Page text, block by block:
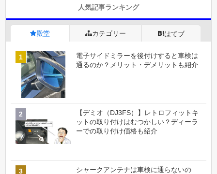
人気記事ランキング
殿堂 カテゴリー はてブ
電子サイドミラーを後付けすると車検は
通るのか？メリット・デメリットも紹介
【デミオ（DJ3FS）】レトロフィットキ
ットの取り付けはむつかしい？ディーラ
ーでの取り付け価格も紹介
シャークアンテナは車検に通らないの